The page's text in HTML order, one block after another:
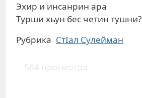
Эхир и инсанрин ара
Турши хьун бес четин тушни?
Рубрика СтIал Сулейман
564 просмотра